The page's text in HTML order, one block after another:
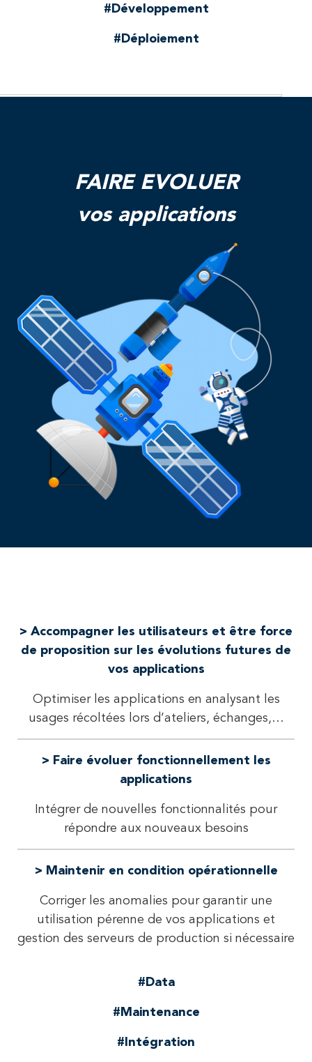
#Développement
#Déploiement
FAIRE EVOLUER
vos applications
> Accompagner les utilisateurs et être force
de proposition sur les évolutions futures de
vos applications
Optimiser les applications en analysant les
usages récoltées lors d’ateliers, échanges,…
> Faire évoluer fonctionnellement les
applications
Intégrer de nouvelles fonctionnalités pour
répondre aux nouveaux besoins
> Maintenir en condition opérationnelle
Corriger les anomalies pour garantir une
utilisation pérenne de vos applications et
gestion des serveurs de production si nécessaire
#Data
#Maintenance
#Intégration